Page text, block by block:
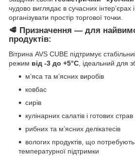
чудово виглядає в сучасних
організувати простір торгової точки.
🥩 Призначення — для
продуктів:
Вітрина AVS CUBE підтримує
режим від -3 до +5°C, ідеальний для
м’яса та м’ясних виробів
ковбас
сирів
кулінарних салатів і готових страв
рибних та м’ясних делікатесів
вологих продуктів, що потребують
температурної підтримки